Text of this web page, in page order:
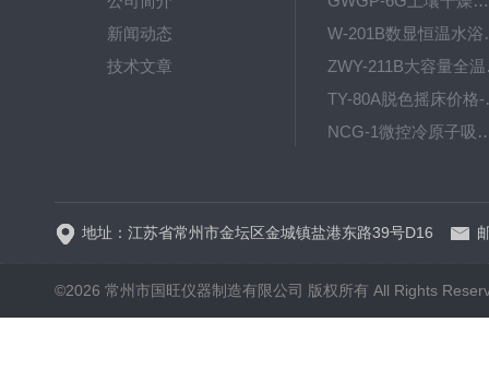
新闻动态
技术文章
W-
TY-
NCG-1微控冷
地址：江苏省常州市金坛区金城镇盐港东路39号D16
©2026 常州市国旺仪器制造有限公司 版权所有 All Rights